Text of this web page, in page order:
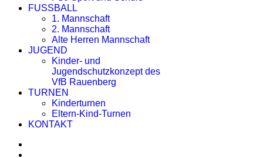
FUSSBALL
1. Mannschaft
2. Mannschaft
Alte Herren Mannschaft
JUGEND
Kinder- und
Jugendschutzkonzept des
VfB Rauenberg
TURNEN
Kinderturnen
Eltern-Kind-Turnen
KONTAKT